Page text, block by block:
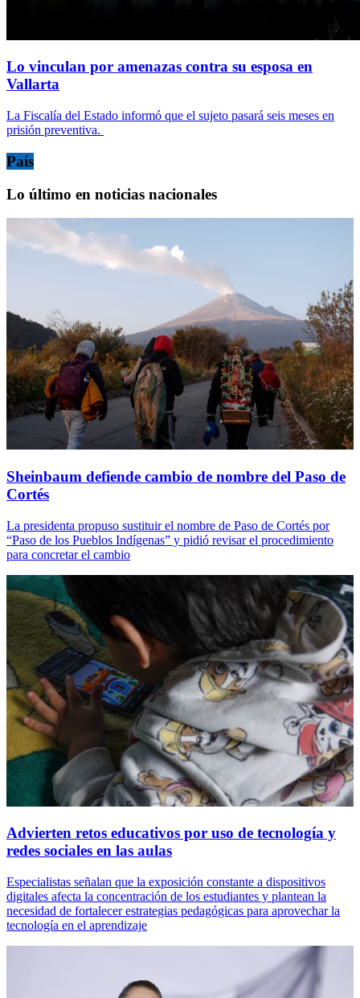
Lo vinculan por amenazas contra su esposa en
Vallarta
La Fiscalía del Estado informó que el sujeto pasará seis meses en
prisión preventiva.
País
Lo último en noticias nacionales
Sheinbaum defiende cambio de nombre del Paso de
Cortés
La presidenta propuso sustituir el nombre de Paso de Cortés por
“Paso de los Pueblos Indígenas” y pidió revisar el procedimiento
para concretar el cambio
Advierten retos educativos por uso de tecnología y
redes sociales en las aulas
Especialistas señalan que la exposición constante a dispositivos
digitales afecta la concentración de los estudiantes y plantean la
necesidad de fortalecer estrategias pedagógicas para aprovechar la
tecnología en el aprendizaje